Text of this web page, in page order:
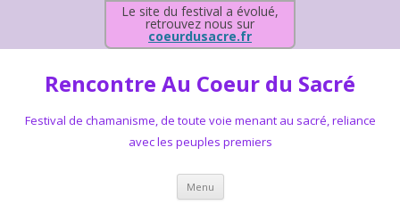
Le site du festival a évolué,
retrouvez nous sur
coeurdusacre.fr
Rencontre Au Coeur du Sacré
Festival de chamanisme, de toute voie menant au sacré, reliance
avec les peuples premiers
Menu Aller au contenu principal